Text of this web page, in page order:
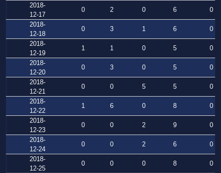
2018-
12-17
0 2 0 6
0
2018-
12-18
0 3 1 6
0
2018-
12-19
1 1 0 5
0
2018-
12-20
0 3 0 5
0
2018-
12-21
0 0 5 5
0
2018-
12-22
1 6 0 8
0
2018-
12-23
0 0 2 9
0
2018-
12-24
0 0 2 6
0
2018-
12-25
0 0 0 8
0